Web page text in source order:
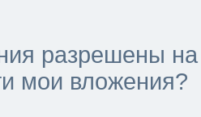
разрешены
мои вложения?